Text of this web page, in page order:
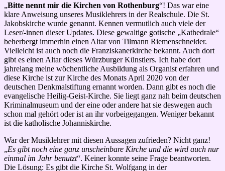
„Bitte nennt mir die Kirchen von Rothenburg“! Das war eine
klare Anweisung unseres Musiklehrers in der Realschule. Die St.
Jakobskirche wurde genannt. Kennen vermutlich auch viele der
Leser/-innen dieser Updates. Diese gewaltige gotische „Kathedrale“
beherbergt immerhin einen Altar von Tilmann Riemenschneider.
Vielleicht ist auch noch die Franziskanerkirche bekannt. Auch dort
gibt es einen Altar dieses Würzburger Künstlers. Ich habe dort
jahrelang meine wöchentliche Ausbildung als Organist erfahren und
diese Kirche ist zur Kirche des Monats April 2020 von der
deutschen Denkmalstiftung ernannt worden. Dann gibt es noch die
evangelische Heilig-Geist-Kirche. Sie liegt ganz nah beim deutschen
Kriminalmuseum und der eine oder andere hat sie deswegen auch
schon mal gehört oder ist an ihr vorbeigegangen. Weniger bekannt
ist die katholische Johanniskirche.
War der Musiklehrer mit diesen Aussagen zufrieden? Nicht ganz!
„Es gibt noch eine ganz unscheinbare Kirche und die wird auch nur
einmal im Jahr benutzt“. Keiner konnte seine Frage beantworten.
Die Lösung: Es gibt die Kirche St. Wolfgang in der